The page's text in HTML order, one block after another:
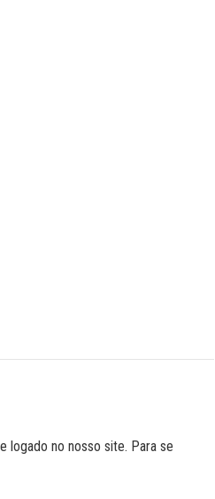
logado no nosso site. Para se